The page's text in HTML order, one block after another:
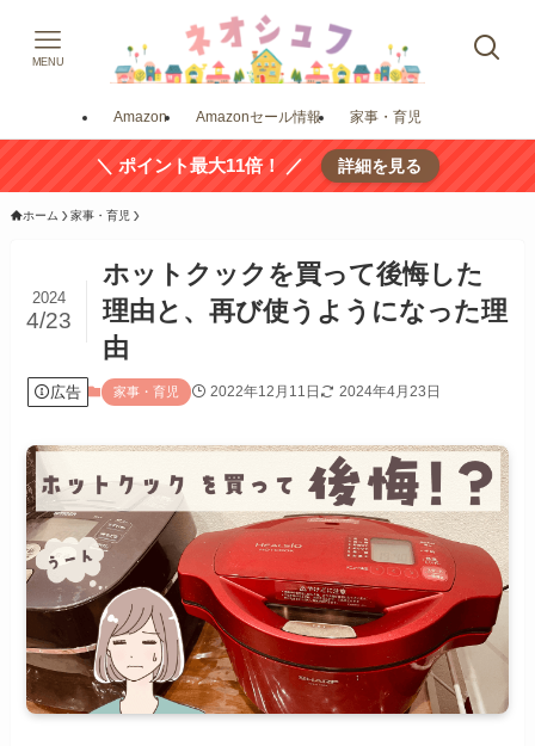
MENU
Amazon Amazonセール情報 家事・育児
＼ ポイント最大11倍！ ／ 詳細を見る
ホーム 家事・育児
ホットクックを買って後悔した
理由と、再び使うようになった理
由
2024
4/23
広告 家事・育児 2022年12月11日 2024年4月23日